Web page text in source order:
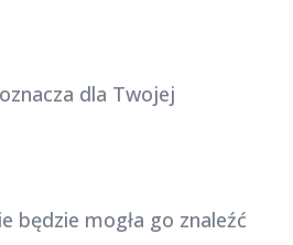
dla Twojej
będzie mogła go znaleźć